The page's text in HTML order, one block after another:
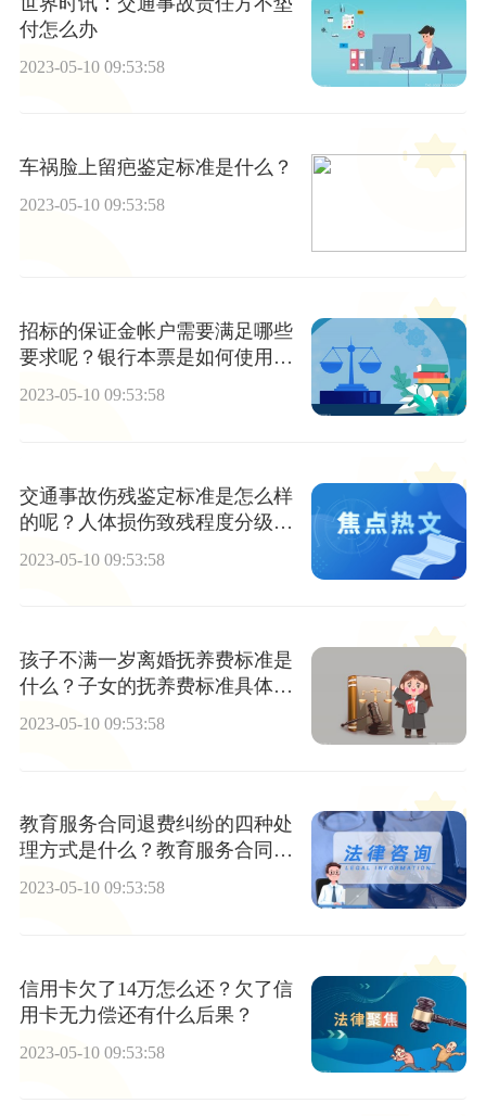
付怎么办
2023-05-10 09:53:58
车祸脸上留疤鉴定标准是什么？
2023-05-10 09:53:58
招标的保证金帐户需要满足哪些
要求呢？银行本票是如何使用
的？
2023-05-10 09:53:58
交通事故伤残鉴定标准是怎么样
的呢？人体损伤致残程度分级都
2023-05-10 09:53:58
孩子不满一岁离婚抚养费标准是
什么？子女的抚养费标准具体数
额如何确定？
2023-05-10 09:53:58
教育服务合同退费纠纷的四种处
理方式是什么？教育服务合同退
费纠纷的相关法律规定有哪些？
2023-05-10 09:53:58
信用卡欠了14万怎么还？欠了信
用卡无力偿还有什么后果？
2023-05-10 09:53:58